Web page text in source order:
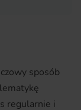
sposób
regularnie i